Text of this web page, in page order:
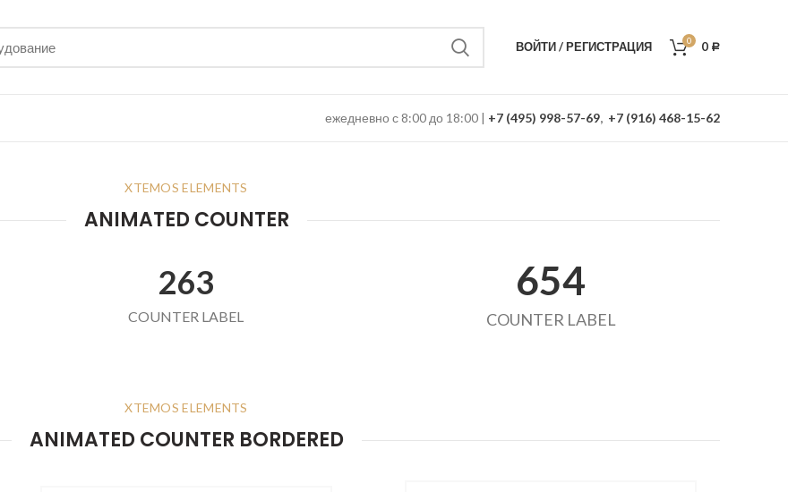
ВОЙТИ / РЕГИСТРАЦИЯ 0 0 Р
ежедневно с 8:00 до 18:00 | +7 (495) 998-57-69, +7 (916) 468-15-62
XTEMOS ELEMENTS
ANIMATED COUNTER
263
COUNTER LABEL
654
COUNTER LABEL
XTEMOS ELEMENTS
ANIMATED COUNTER BORDERED